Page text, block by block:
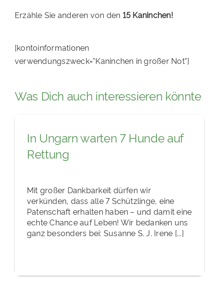
Erzähle Sie anderen von den 15 Kaninchen!
[kontoinformationen
verwendungszweck="Kaninchen in großer Not"]
Was Dich auch interessieren könnte
In Ungarn warten 7 Hunde auf
Rettung
Mit großer Dankbarkeit dürfen wir
verkünden, dass alle 7 Schützlinge, eine
Patenschaft erhalten haben – und damit eine
echte Chance auf Leben! Wir bedanken uns
ganz besonders bei: Susanne S. J. Irene [...]